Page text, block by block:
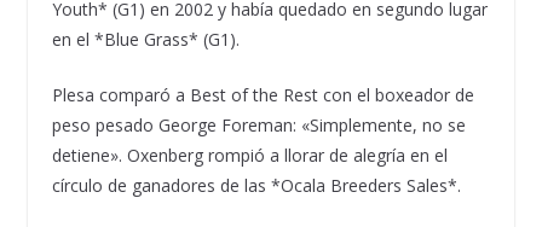
Youth* (G1) en 2002 y había quedado en segundo lugar
en el *Blue Grass* (G1).
Plesa comparó a Best of the Rest con el boxeador de
peso pesado George Foreman: «Simplemente, no se
detiene». Oxenberg rompió a llorar de alegría en el
círculo de ganadores de las *Ocala Breeders Sales*.